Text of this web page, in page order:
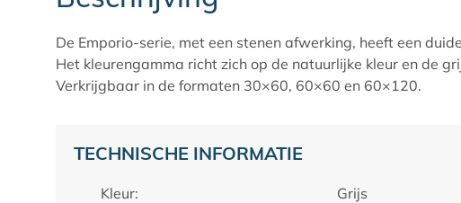
De Emporio-serie, met een stenen afwerking, heeft een
Het kleurengamma richt zich op de natuurlijke kleur en de
Verkrijgbaar in de formaten 30×60, 60×60 en 60×120.
TECHNISCHE INFORMATIE
Kleur:
Grijs